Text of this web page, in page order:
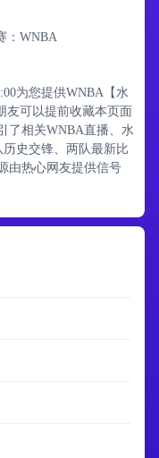
： WNBA
为您提供WNBA【水
友可以提前收藏本页面
了相关WNBA直播、水
史交锋、两队最新比
由热心网友提供信号